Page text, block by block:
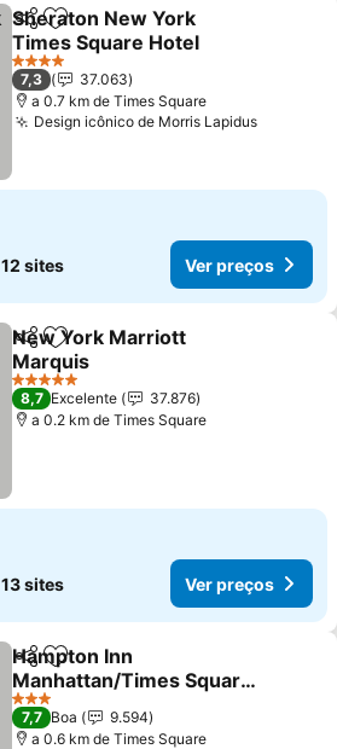
PartilharAdicionar aos favoritos
Sheraton New York
Times Square Hotel
Ver preços
4 Estrelas
7,3
37.063
a 0.7 km de Times Square
Design icônico de Morris LapidusVer
12 sites Ver preços
PartilharAdicionar aos favoritos
New York Marriott
Marquis
Ver preços
5 Estrelas
8,7 Excelente
37.876
a 0.2 km de Times Square
13 sites Ver preços
PartilharAdicionar aos favoritos
Hampton Inn
Manhattan/Times Square
South
Ver preços
3 Estrelas
7,7 Boa
9.594
a 0.6 km de Times Square